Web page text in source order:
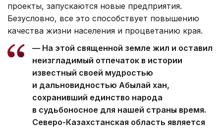
проекты, запускаются новые предприятия.
Безусловно, все это способствует повышению
качества жизни населения и процветанию края.
— На этой священной земле жил и оставил
неизгладимый отпечаток в истории
известный своей мудростью
и дальновидностью Абылай хан,
сохранивший единство народа
в судьбоносное для нашей страны время.
Северо-Казахстанская область является